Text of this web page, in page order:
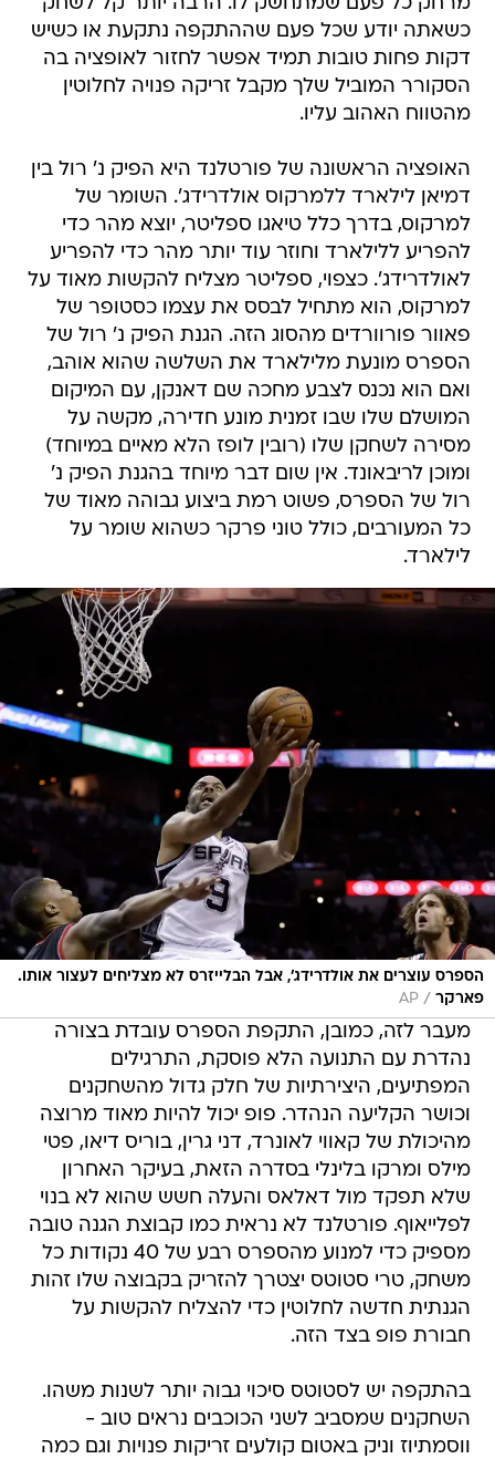
כשאתה יודע שכל פעם שההתקפה נתקעת או כשיש
דקות פחות טובות תמיד אפשר לחזור לאופציה בה
הסקורר המוביל שלך מקבל זריקה פנויה לחלוטין
מהטווח האהוב עליו.
האופציה הראשונה של פורטלנד היא הפיק נ' רול בין
דמיאן לילארד ללמרקוס אולדרידג'. השומר של
למרקוס, בדרך כלל טיאגו ספליטר, יוצא מהר כדי
להפריע ללילארד וחוזר עוד יותר מהר כדי להפריע
לאולדרידג'. כצפוי, ספליטר מצליח להקשות מאוד על
למרקוס, הוא מתחיל לבסס את עצמו כסטופר של
פאוור פורוורדים מהסוג הזה. הגנת הפיק נ' רול של
הספרס מונעת מלילארד את השלשה שהוא אוהב,
ואם הוא נכנס לצבע מחכה שם דאנקן, עם המיקום
המושלם שלו שבו זמנית מונע חדירה, מקשה על
מסירה לשחקן שלו (רובין לופז הלא מאיים במיוחד)
ומוכן לריבאונד. אין שום דבר מיוחד בהגנת הפיק נ'
רול של הספרס, פשוט רמת ביצוע גבוהה מאוד של
כל המעורבים, כולל טוני פרקר כשהוא שומר על
לילארד.
הספרס עוצרים את אולדרידג', אבל הבלייזרס לא מצליחים לעצור אותו.
פארקר /
AP
מעבר לזה, כמובן, התקפת הספרס עובדת בצורה
נהדרת עם התנועה הלא פוסקת, התרגילים
המפתיעים, היצירתיות של חלק גדול מהשחקנים
וכושר הקליעה הנהדר. פופ יכול להיות מאוד מרוצה
מהיכולת של קאווי לאונרד, דני גרין, בוריס דיאו, פטי
מילס ומרקו בלינלי בסדרה הזאת, בעיקר האחרון
שלא תפקד מול דאלאס והעלה חשש שהוא לא בנוי
לפלייאוף. פורטלנד לא נראית כמו קבוצת הגנה טובה
מספיק כדי למנוע מהספרס רבע של 40 נקודות כל
משחק, טרי סטוטס יצטרך להזריק בקבוצה שלו זהות
הגנתית חדשה לחלוטין כדי להצליח להקשות על
חבורת פופ בצד הזה.
בהתקפה יש לסטוטס סיכוי גבוה יותר לשנות משהו.
השחקנים שמסביב לשני הכוכבים נראים טוב -
ווסמתיוז וניק באטום קולעים זריקות פנויות וגם כמה